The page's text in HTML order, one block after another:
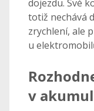
dojezdu. Své
totiž nechává
zrychlení, ale
u
v